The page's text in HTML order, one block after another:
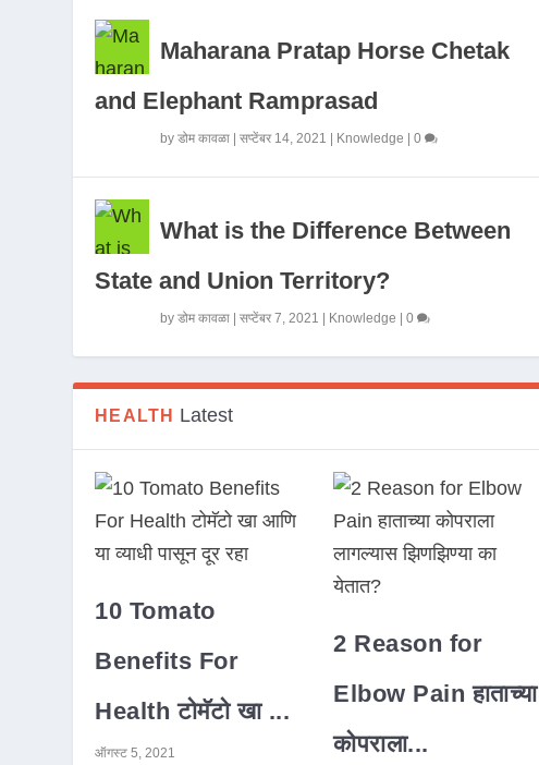
Maharana Pratap Horse Chetak
and Elephant Ramprasad
byडोम कावळा |सप्टेंबर 14, 2021 Knowledge |0
What is the Difference Between
State and Union Territory?
byडोम कावळा |सप्टेंबर 7, 2021 Knowledge |0
HEALTH Latest
10 Tomato
Benefits For
Health टोमॅटो खा ...
ऑगस्ट 5, 2021
2 Reason for
Elbow Pain हाताच्या
कोपराला...